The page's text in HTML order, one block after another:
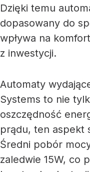
Dzięki temu
dopasowany do
wpływa na
z inwestycji.
Automaty
Systems to nie
oszczędność
prądu, ten aspekt
Średni pobór
zaledwie 15W, co